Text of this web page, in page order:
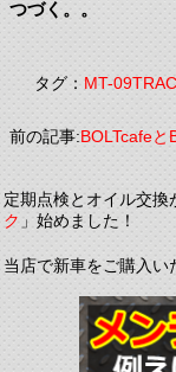
つづく。。
タグ：MT-
前の記事:BOLTcafeと
定期点検とオイル交換
ク」始めました！
当店で新車をご購入い